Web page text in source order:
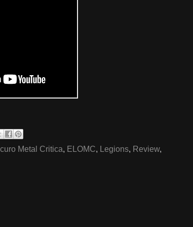
Metal Critica, ELOMC, Legions, Review,